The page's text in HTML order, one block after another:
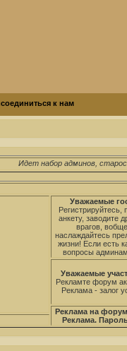
к нам
Идет набор админов,
Уважаемые
Регистрируйтесь,
анкету, заводите
врагов,
наслаждайтесь
жизни! Если есть
вопросы
Уважаемые
Рекламте форум
Реклама - залог
Реклама на
Реклама.